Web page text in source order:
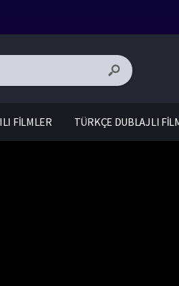
FİLMLER TÜRKÇE DUBLAJLI